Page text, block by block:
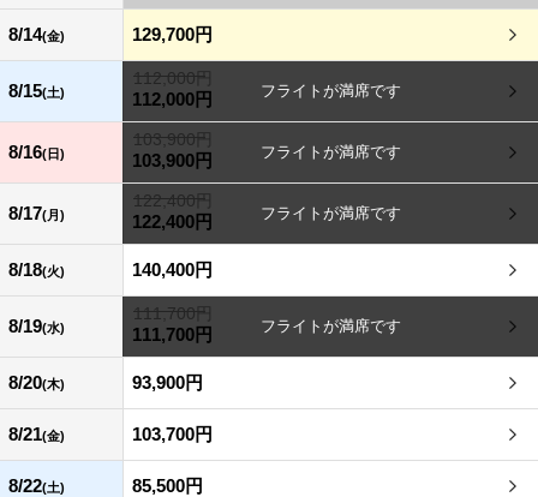
8/14(金) 129,700円
8/15(土)
112,000円
112,000円
8/16(日)
103,900円
103,900円
8/17(月)
122,400円
122,400円
8/18(火) 140,400円
8/19(水)
111,700円
111,700円
8/20(木) 93,900円
8/21(金) 103,700円
8/22(土) 85,500円